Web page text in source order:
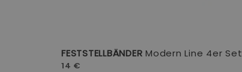
FESTSTELLBÄNDER Modern Line 4er Set
14 €